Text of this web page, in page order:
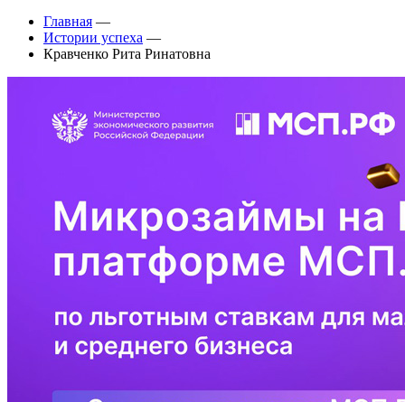
Главная —
Истории успеха —
Кравченко Рита Ринатовна